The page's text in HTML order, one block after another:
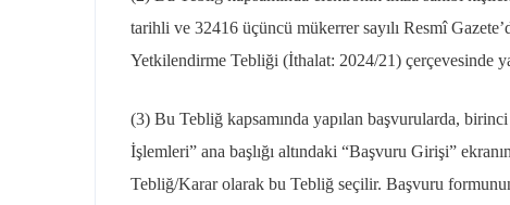
tarihli ve 32416 üçüncü mükerrer sayılı Resmî
Yetkilendirme Tebliği (İthalat: 2024/21) çerçevesinde
(3) Bu Tebliğ kapsamında yapılan başvurularda,
İşlemleri” ana başlığı altındaki “Başvuru Girişi”
Tebliğ/Karar olarak bu Tebliğ seçilir. Başvuru